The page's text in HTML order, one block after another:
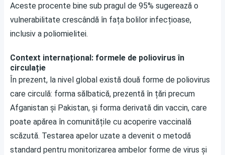
Aceste procente bine sub pragul de 95% sugerează o
vulnerabilitate crescândă în fața bolilor infecțioase,
inclusiv a poliomielitei.
Context internațional: formele de poliovirus în
circulație
În prezent, la nivel global există două forme de poliovirus
care circulă: forma sălbatică, prezentă în țări precum
Afganistan și Pakistan, și forma derivată din vaccin, care
poate apărea în comunitățile cu acoperire vaccinală
scăzută. Testarea apelor uzate a devenit o metodă
standard pentru monitorizarea ambelor forme de virus și